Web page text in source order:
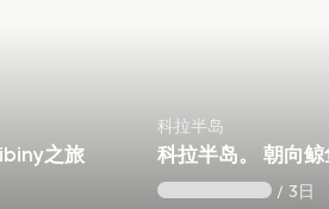
之旅
科拉半岛
科拉半岛。 朝向鲸
/ 3日